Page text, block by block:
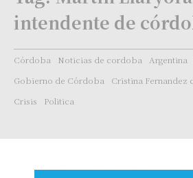
intendente de
Córdoba Noticias de cordoba Argentina
Gobierno de Córdoba
Cristina Fernandez
Crisis
Politica